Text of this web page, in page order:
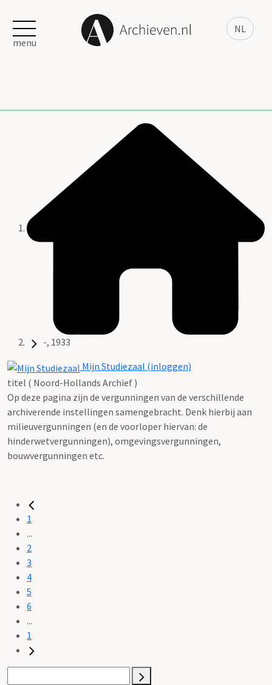
NL
menu
-, 1933
Mijn Studiezaal (inloggen)
titel ( Noord-Hollands Archief )
Op deze pagina zijn de vergunningen van de verschillende
archiverende instellingen samengebracht. Denk hierbij aan
milieuvergunningen (en de voorloper hiervan: de
hinderwetvergunningen), omgevingsvergunningen,
bouwvergunningen etc.
1
...
2
3
4
5
6
...
1